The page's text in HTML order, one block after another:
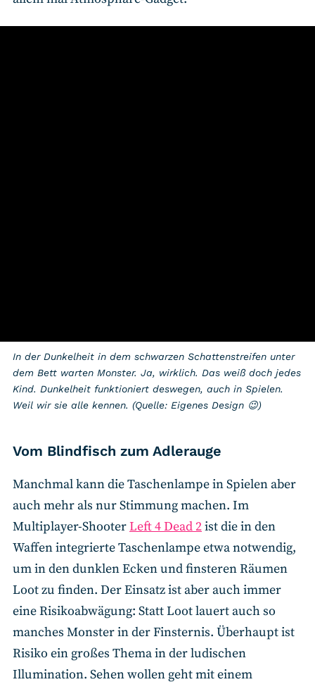
In der Dunkelheit in dem schwarzen Schattenstreifen unter
dem Bett warten Monster. Ja, wirklich. Das weiß doch jedes
Kind. Dunkelheit funktioniert deswegen, auch in Spielen.
Weil wir sie alle kennen. (Quelle: Eigenes Design 😉)
Vom Blindfisch zum Adlerauge
Manchmal kann die Taschenlampe in Spielen aber
auch mehr als nur Stimmung machen. Im
Multiplayer-ShooterLeft 4 Dead 2ist die in den
Waffen integrierte Taschenlampe etwa notwendig,
um in den dunklen Ecken und finsteren Räumen
Loot zu finden. Der Einsatz ist aber auch immer
eine Risikoabwägung: Statt Loot lauert auch so
manches Monster in der Finsternis. Überhaupt ist
Risiko ein großes Thema in der ludischen
Illumination. Sehen wollen geht mit einem